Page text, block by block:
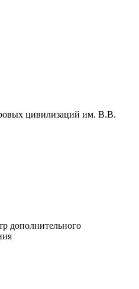
цивилизаций им. В.В.
дополнительного